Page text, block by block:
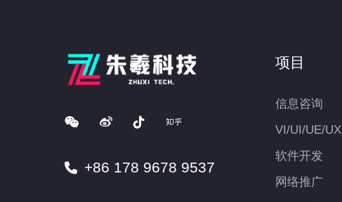
+86 178 9678 9537
项目
信息咨询
VI/UI/UE/UX
软件开发
网络推广